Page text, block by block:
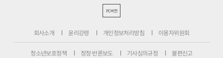
PC버전
회사소개 윤리강령 개인정보처리방침 이용자위원회
청소년보호정책 정정·반론보도 기사심의규정 불편신고